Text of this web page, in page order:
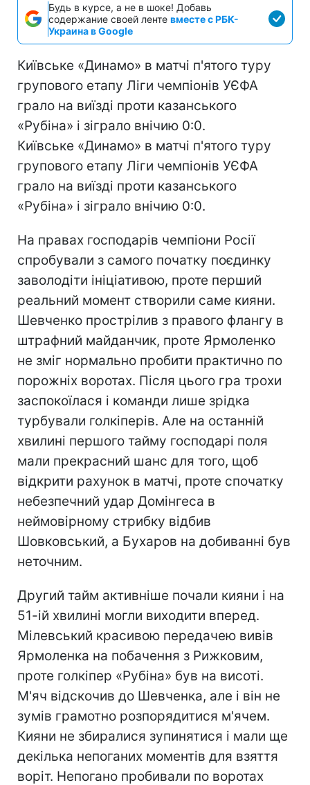
Будь в курсе, а не в шоке! Добавь
содержание своей ленте вместе с РБК-
Украина в Google
Київське «Динамо» в матчі п'ятого туру
групового етапу Ліги чемпіонів УЄФА
грало на виїзді проти казанського
«Рубіна» і зіграло внічию 0:0.
Київське «Динамо» в матчі п'ятого туру
групового етапу Ліги чемпіонів УЄФА
грало на виїзді проти казанського
«Рубіна» і зіграло внічию 0:0.
На правах господарів чемпіони Росії
спробували з самого початку поєдинку
заволодіти ініціативою, проте перший
реальний момент створили саме кияни.
Шевченко прострілив з правого флангу в
штрафний майданчик, проте Ярмоленко
не зміг нормально пробити практично по
порожніх воротах. Після цього гра трохи
заспокоїлася і команди лише зрідка
турбували голкіперів. Але на останній
хвилині першого тайму господарі поля
мали прекрасний шанс для того, щоб
відкрити рахунок в матчі, проте спочатку
небезпечний удар Домінгеса в
неймовірному стрибку відбив
Шовковський, а Бухаров на добиванні був
неточним.
Другий тайм активніше почали кияни і на
51-ій хвилині могли виходити вперед.
Мілевський красивою передачею вивів
Ярмоленка на побачення з Рижковим,
проте голкіпер «Рубіна» був на висоті.
М'яч відскочив до Шевченка, але і він не
зумів грамотно розпорядитися м'ячем.
Кияни не збиралися зупинятися і мали ще
декілька непоганих моментів для взяття
воріт. Непогано пробивали по воротах